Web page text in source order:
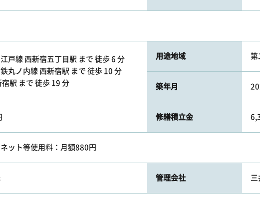
戸線 西新宿五丁目駅 まで 徒歩 6 分
丸ノ内線 西新宿駅 まで 徒歩 10 分
宿駅 まで 徒歩 19 分
用途地域 第
築年月
修繕積立金
ット等使用料：月額880円
管理会社 三